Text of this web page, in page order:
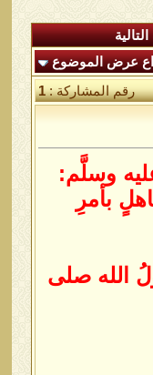
عرض الموضوع
رقم المشاركة :1
وسلَّم:
بأمرِ
الله صلى